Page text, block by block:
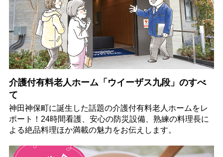
介護付有料老人ホーム「ウイーザス九段」のすべ
て
神田神保町に誕生した話題の介護付有料老人ホームをレ
ポート！24時間看護、安心の防災設備、熟練の料理長に
よる絶品料理ほか満載の魅力をお伝えします。